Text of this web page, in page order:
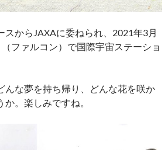
スからJAXAに委ねられ、2021年3月
ファルコン）で国際宇宙ステーショ
んな夢を持ち帰り、どんな花を咲か
。楽しみですね。